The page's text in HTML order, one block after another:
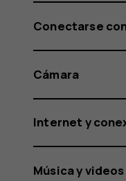
Conectarse
Cámara
Internet y
Música y videos